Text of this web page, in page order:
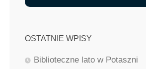
OSTATNIE WPISY
Biblioteczne lato w Potaszni